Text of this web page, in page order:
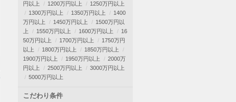
円以上
1200万円以上
1250万円以上
1300万円以上
1350万円以上
1400
万円以上
1450万円以上
1500万円以
上
1550万円以上 1600万円以上
16
50万円以上
1700万円以上
1750万円
以上
1800万円以上
1850万円以上
1900万円以上
1950万円以上
2000万
円以上
2500万円以上
3000万円以上
5000万円以上
こだわり条件